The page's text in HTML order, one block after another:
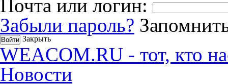
Почта или логин:
Забыли пароль?
Закрыть
WEACOM.RU - тот, кто
Новости